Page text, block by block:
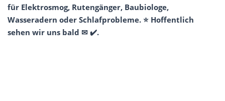
für Elektrosmog, Rutengänger, Baubiologe,
Wasseradern oder Schlafprobleme. ⭐ Hoffentlich
sehen wir uns bald ✉ ✔️.